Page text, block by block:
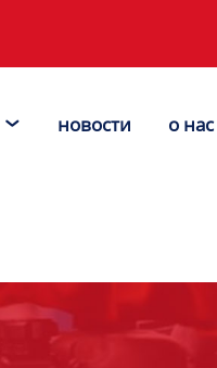
 новости о нас